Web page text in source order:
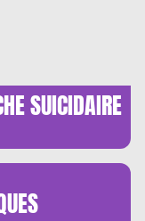
SUICIDAIRE